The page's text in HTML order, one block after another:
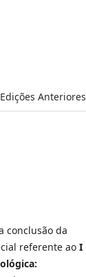
Edições Anteriores
conclusão da
referente ao I